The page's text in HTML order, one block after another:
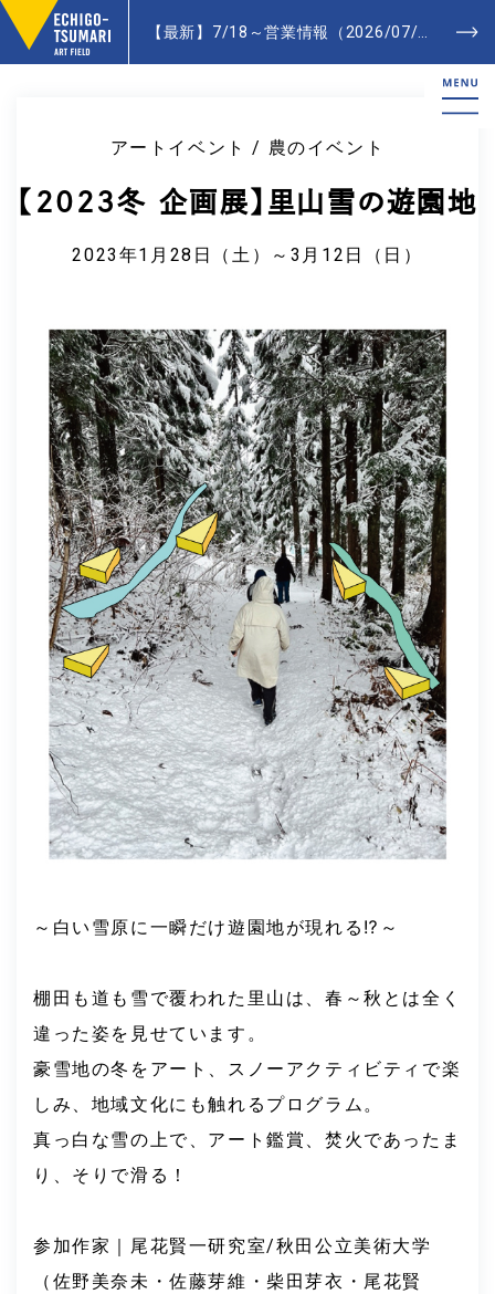
【最新】7/18～営業情報（2026/07/20更新）- Latest News
アートイベント / 農のイベント
【2023冬 企画展】里山雪の遊園地
2023年1月28日（土）～3月12日（日）
～白い雪原に一瞬だけ遊園地が現れる⁉～
棚田も道も雪で覆われた里山は、春～秋とは全く
違った姿を見せています。
豪雪地の冬をアート、スノーアクティビティで楽
しみ、地域文化にも触れるプログラム。
真っ白な雪の上で、アート鑑賞、焚火であったま
り、そりで滑る！
参加作家｜尾花賢一研究室/秋田公立美術大学
（佐野美奈未・佐藤芽維・柴田芽衣・尾花賢